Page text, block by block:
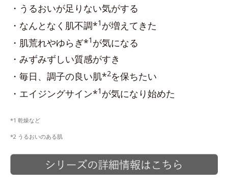
・うるおいが足りない気がする
・なんとなく肌不調*1 が増えてきた
・肌荒れやゆらぎ*1 が気になる
・みずみずしい質感がすき
・毎日、調子の良い肌*2を保ちたい
・エイジングサイン*1 が気になり始めた
*1 乾燥など
*2 うるおいのある肌